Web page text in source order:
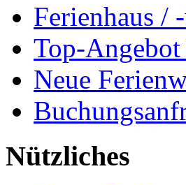
Ferienhaus /
Top-
Neue
Nützliches